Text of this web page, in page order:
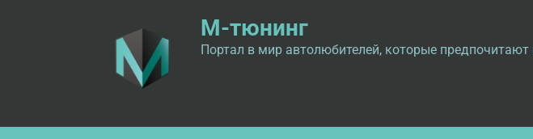
М-тюнинг
Портал в мир автолюбителей, которые